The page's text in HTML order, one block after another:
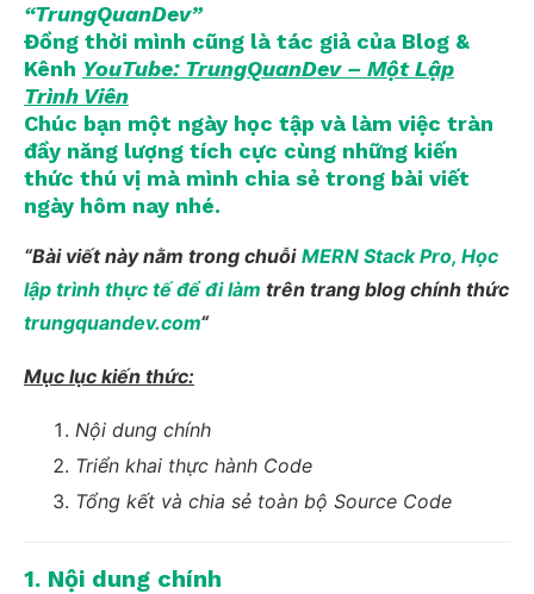
“TrungQuanDev”
Đồng thời mình cũng là tác giả của Blog &
Kênh YouTube: TrungQuanDev – Một Lập
Trình Viên
Chúc bạn một ngày học tập và làm việc tràn
đầy năng lượng tích cực cùng những kiến
thức thú vị mà mình chia sẻ trong bài viết
ngày hôm nay nhé.
“Bài viết này nằm trong chuỗi MERN Stack Pro, Học
lập trình thực tế để đi làm trên trang blog chính thức
trungquandev.com“
Mục lục kiến thức:
Nội dung chính
Triển khai thực hành Code
Tổng kết và chia sẻ toàn bộ Source Code
1. Nội dung chính